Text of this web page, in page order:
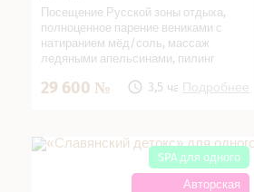
Посещение Русской зоны отдыха,
полноценное парение вениками с
натиранием мёд/соль, массаж
ледяными апельсинами, пилинг
стоп, ароматный травяной Алтайский
29 600 3,5 часаПодробнее
«Славянский детокс» для одного в
СПА салоне
SPA для одного
Авторская